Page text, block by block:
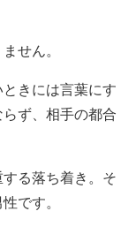
せん。
きには言葉にす
ず、相手の都合
る落ち着き。そ
です。